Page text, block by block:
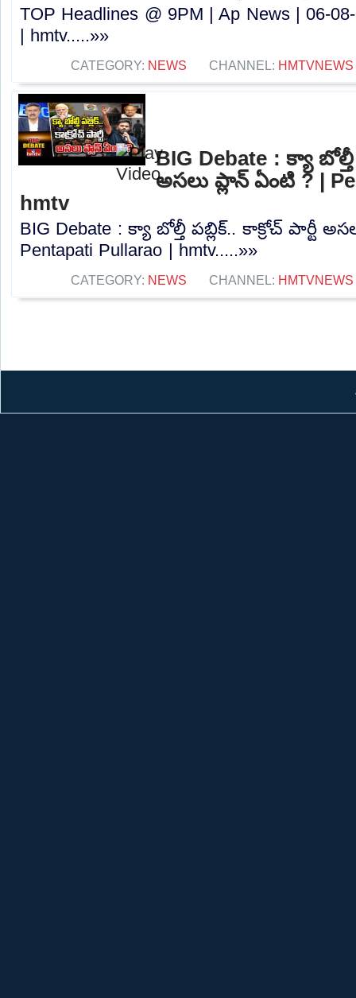
TOP Headlines @ 9PM | Ap News | 06-
| hmtv.....»»
CATEGORY: NEWS CHANNEL: HMTVNEWS
BIG Debate : క్యా బోల్తీ
అసలు ప్లాన్ ఏంటి ? |
hmtv
BIG Debate : క్యా బోల్తీ పబ్లిక్.. కాక్రోచ్ పార్టీ
Pentapati Pullarao | hmtv.....»»
CATEGORY: NEWS CHANNEL: HMTVNEWS